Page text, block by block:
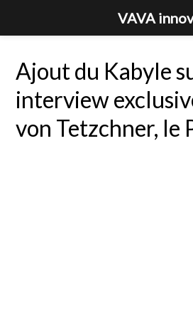
Ajout du Kabyle
interview
von Tetzchner, le
VAVA